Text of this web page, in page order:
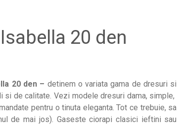
20 den
20 den – detinem o variata gama de dresuri si
de calitate. Vezi modele dresuri dama, simple,
pentru o tinuta eleganta. Tot ce trebuie, sa
de mai jos). Gaseste ciorapi clasici ieftini sau